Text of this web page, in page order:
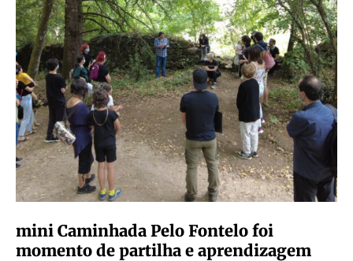
mini Caminhada Pelo Fontelo foi
momento de partilha e aprendizagem